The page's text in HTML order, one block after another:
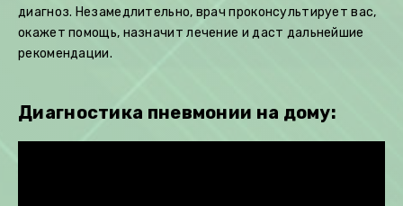
диагноз. Незамедлительно, врач проконсультирует вас,
окажет помощь, назначит лечение и даст дальнейшие
рекомендации.
Диагностика пневмонии на дому: